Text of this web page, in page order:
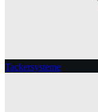
Tackersysteme